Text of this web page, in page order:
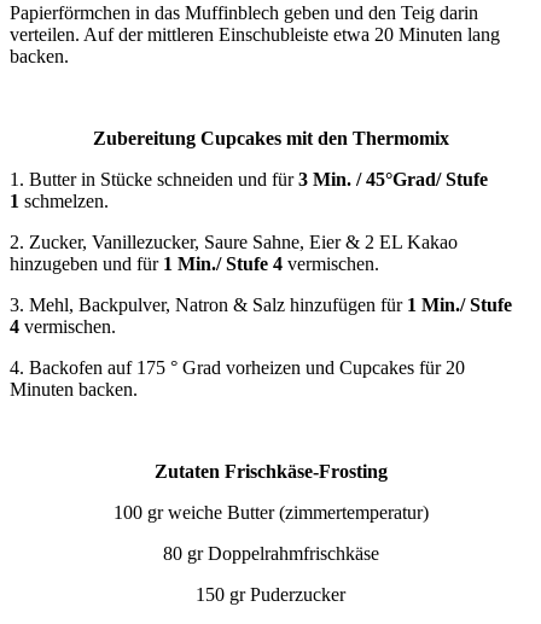
Papierförmchen in das Muffinblech geben und den Teig darin
verteilen. Auf der mittleren Einschubleiste etwa 20 Minuten lang
backen.
Zubereitung Cupcakes mit den Thermomix
1. Butter in Stücke schneiden und für3 Min. / 45°Grad/ Stufe
1 schmelzen.
2. Zucker, Vanillezucker, Saure Sahne, Eier & 2 EL Kakao
hinzugeben und für 1 Min./ Stufe 4 vermischen.
3. Mehl, Backpulver, Natron & Salz hinzufügen für1 Min./ Stufe
4 vermischen.
4. Backofen auf 175 ° Grad vorheizen und Cupcakes für 20
Minuten backen.
Zutaten Frischkäse-Frosting
100 gr weiche Butter (zimmertemperatur)
80 gr Doppelrahmfrischkäse
150 gr Puderzucker